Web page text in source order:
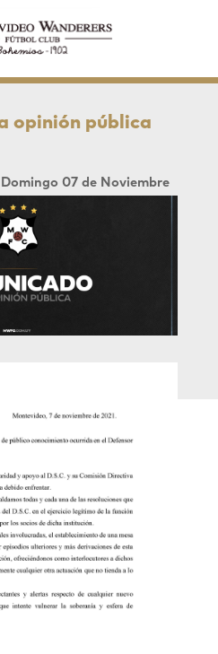
opinión pública
Domingo 07 de Noviembre